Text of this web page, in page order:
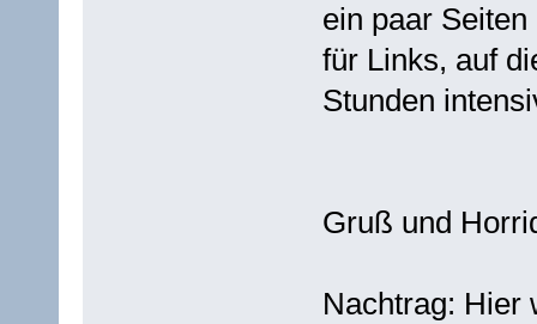
ein paar
für Links, auf
Stunden
Gruß und
Nachtrag: Hier